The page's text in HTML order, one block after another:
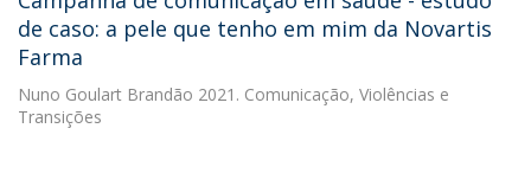
de caso: a pele que tenho em mim da Novartis
Farma
Nuno Goulart Brandão 2021. Comunicação, Violências e
Transições